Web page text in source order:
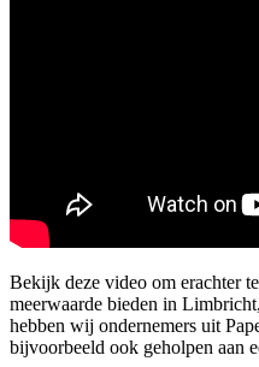
Bekijk deze video om erachter
meerwaarde bieden in
hebben wij ondernemers uit
bijvoorbeeld ook geholpen aan